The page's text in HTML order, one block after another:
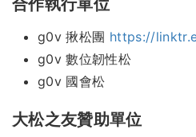
合作執行單位
g0v 揪松團 https://
g0v 數位韌性松
g0v 國會松
大松之友贊助單位